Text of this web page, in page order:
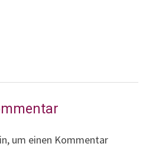
um einen Kommentar